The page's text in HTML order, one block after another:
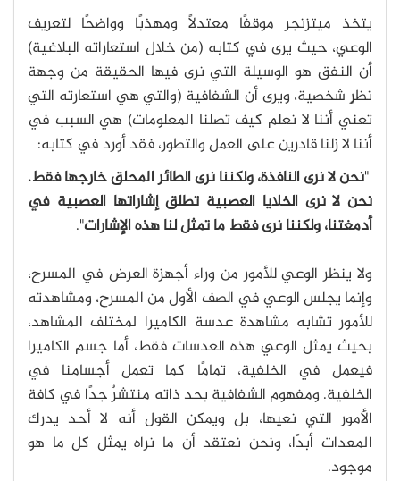
يتخذ ميتزنجر موقفًا معتدلًا ومهذبًا وواضحًا لتعريف
الوعي، حيث يرى في كتابه (من خلال استعاراته البلاغية)
أن النفق هو الوسيلة التي نرى فيها الحقيقة من وجهة
نظرٍ شخصية، ويرى أن الشفافية (والتي هي استعارته التي
تعني أننا لا نعلم كيف تصلنا المعلومات) هي السبب في
أننا لا زلنا قادرين على العمل والتطور، فقد أورد في كتابه:
"نحن لا نرى النافذة، ولكننا نرى الطائر المحلق خارجها فقط.
نحن لا نرى الخلايا العصبية تطلق إشاراتها العصبية في
أدمغتنا، ولكننا نرى فقط ما تمثل لنا هذه الإشارات".
ولا ينظر الوعي للأمور من وراء أجهزة العرض في المسرح،
وإنما يجلس الوعي في الصف الأول من المسرح، ومشاهدته
للأمور تشابه مشاهدة عدسة الكاميرا لمختلف المشاهد،
بحيث يمثل الوعي هذه العدسات فقط، أما جسم الكاميرا
فيعمل في الخلفية، تمامًا كما تعمل أجسامنا في
الخلفية. ومفهوم الشفافية بحد ذاته منتشرٌ جدًا في كافة
الأمور التي نعيها، بل ويمكن القول أنه لا أحد يدرك
المعدات أبدًا، ونحن نعتقد أن ما نراه يمثل كل ما هو
موجود.